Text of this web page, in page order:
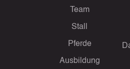
Team
Stall
Pferde
Ausbildung